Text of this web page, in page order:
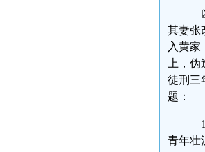
其妻张
入黄
上，
徒刑三
题：
1
青年